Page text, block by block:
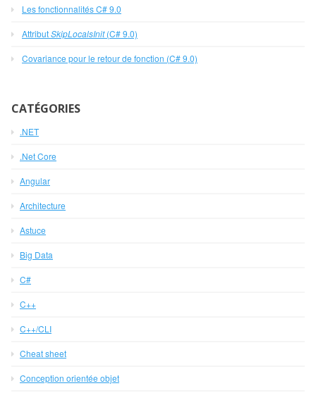
Les fonctionnalités C# 9.0
AttributSkipLocalsInit(C# 9.0)
Covariance pour le retour de fonction (C# 9.0)
CATÉGORIES
.NET
.Net Core
Angular
Architecture
Astuce
Big Data
C#
C++
C++/CLI
Cheat sheet
Conception orientée objet